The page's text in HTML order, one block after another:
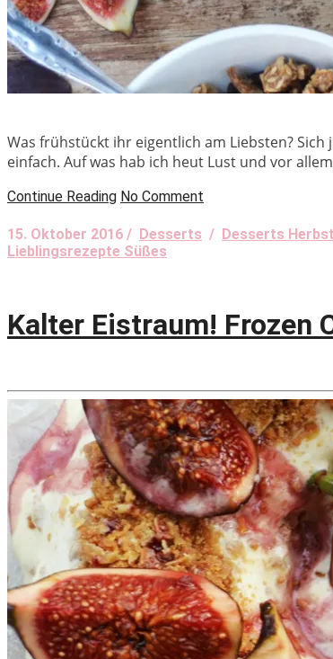
Was frühstückt ihr eigentlich am Liebsten?
einfach. Auf was hab ich heut Lust und vor
Continue Reading No Comment
15. Oktober 2016 / Desserts / Desserts Herbst
Lieblingsrezepte Süßes
Kalter Eistraum! Frozen